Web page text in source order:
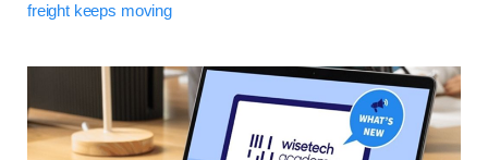
freight keeps moving